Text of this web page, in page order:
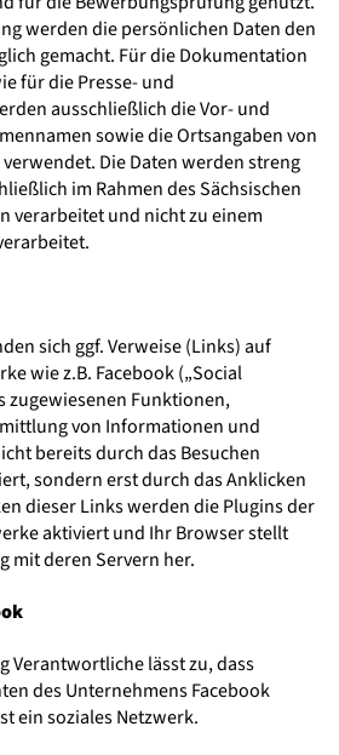
werden die persönlichen Daten den
gemacht. Für die Dokumentation
für die Presse- und
ausschließlich die Vor- und
sowie die Ortsangaben von
Die Daten werden streng
im Rahmen des Sächsischen
verarbeitet und nicht zu einem
sich ggf. Verweise (Links) auf
wie z.B. Facebook („Social
zugewiesenen Funktionen,
von Informationen und
bereits durch das Besuchen
sondern erst durch das Anklicken
dieser Links werden die Plugins der
aktiviert und Ihr Browser stellt
mit deren Servern her.
Verantwortliche lässt zu, dass
des Unternehmens Facebook
ein soziales Netzwerk.